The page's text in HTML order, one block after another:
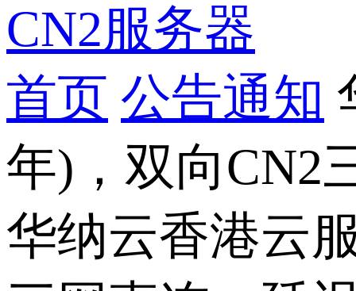
CN2服务器
首页 公告通知
年)，双向CN2
华纳云香港云